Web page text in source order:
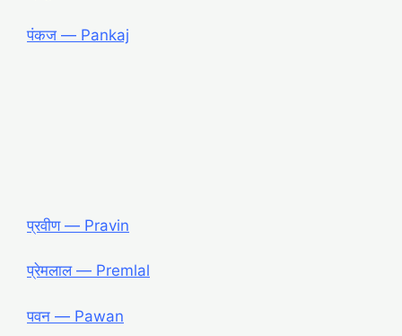
पंकज — Pankaj
प्रवीण — Pravin
प्रेमलाल — Premlal
पवन — Pawan